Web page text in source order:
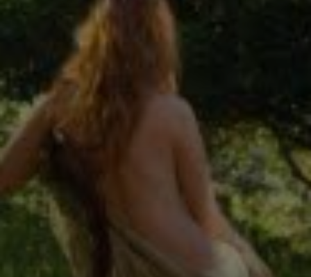
Regia di Gilles
Bourdos, il film è
un dramma che
esplora il valore
dell'arte e delle
relazioni umane.